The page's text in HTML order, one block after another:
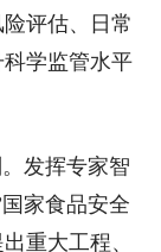
评估、日常
学监管水平
发挥专家智
家食品安全
重大工程、